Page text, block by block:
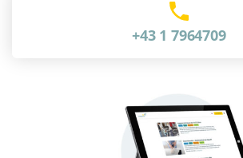
+43 1 7964709